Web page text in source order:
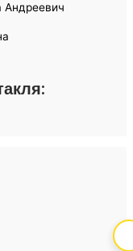
Андреевич